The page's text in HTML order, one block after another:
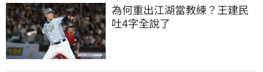
為何重出江湖當教練？王建民
吐4字全說了